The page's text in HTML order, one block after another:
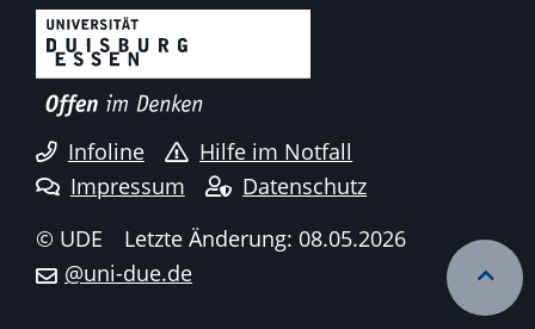
Infoline
Hilfe im Notfall
Impressum
Datenschutz
© UDE
Letzte Änderung: 08.05.2026
@uni-due.de